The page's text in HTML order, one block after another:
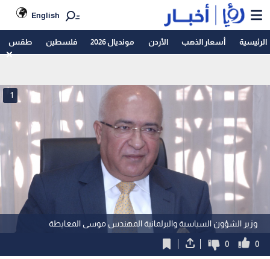
English
الرئيسية أسعار الذهب الأردن مونديال 2026 فلسطين طقس
وزير الشؤون السياسية والبرلمانية المهندس موسى المعايطة
1
0
0